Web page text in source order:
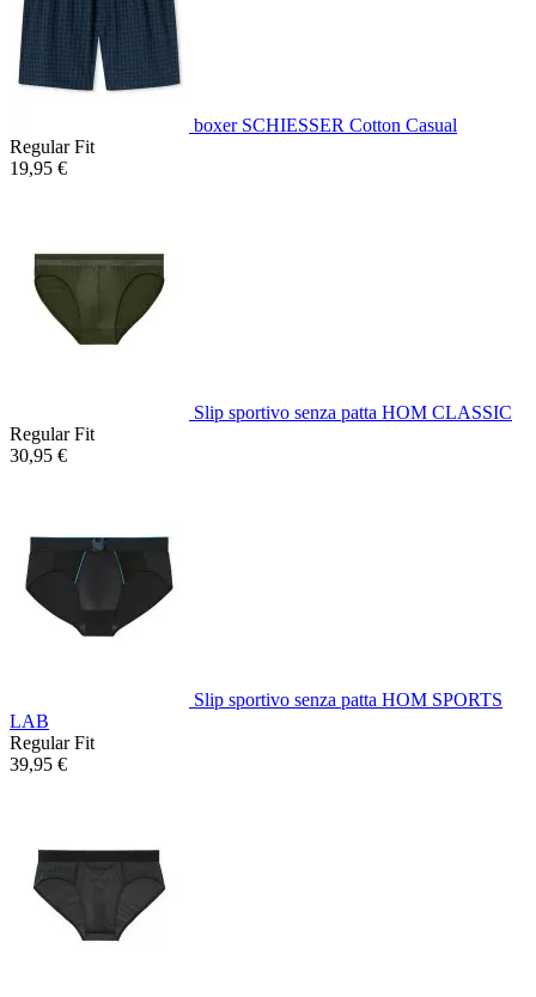
boxer SCHIESSER Cotton Casual
Regular Fit
19,95 €
Slip sportivo senza patta HOM CLASSIC
Regular Fit
30,95 €
Slip sportivo senza patta HOM SPORTS
LAB
Regular Fit
39,95 €